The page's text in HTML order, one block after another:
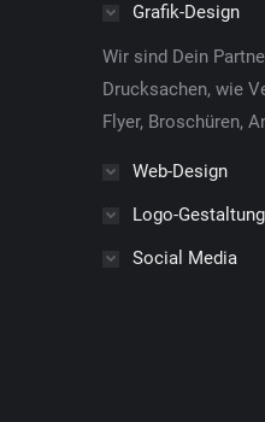
Grafik-Design
Wir sind Dein
Drucksachen, wie
Flyer, Broschüren,
Web-Design
Logo-Gestaltung
Social Media